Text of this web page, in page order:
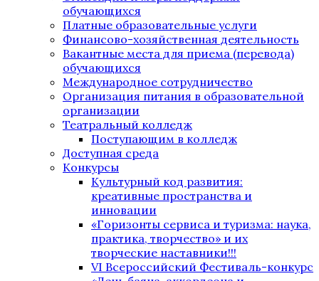
обучающихся
Платные образовательные услуги
Финансово-хозяйственная деятельность
Вакантные места для приема (перевода)
обучающихся
Международное сотрудничество
Организация питания в образовательной
организации
Театральный колледж
Поступающим в колледж
Доступная среда
Конкурсы
Культурный код развития:
креативные пространства и
инновации
«Горизонты сервиса и туризма: наука,
практика, творчество» и их
творческие наставники!!!
VI Всероссийский Фестиваль-конкурс